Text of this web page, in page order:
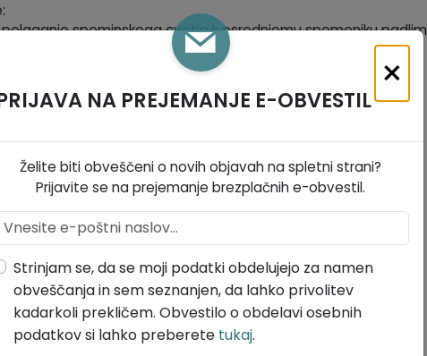
spominskega cvetja k osrednjemu spomeniku padlim
polaganje spominskega cvetja k spomeniku padlim
svečanost s slavnostno govornico dr. zgodovinarko
druženje
oblikovali:
Divača
Srebrna
šole Senožeče
partizanska četa
×
NA PREJEMANJE E-OBVESTIL
Želite biti obveščeni o novih objavah na spletni strani?
Prijavite se na prejemanje brezplačnih e-obvestil.
Strinjam se, da se moji podatki obdelujejo za namen
obveščanja in sem seznanjen, da lahko privolitev
kadarkoli prekličem. Obvestilo o obdelavi osebnih
podatkov si lahko preberete tukaj.